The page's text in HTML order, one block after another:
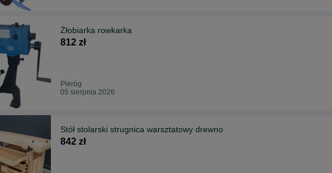
Żłobiarka rowkarka
812 zł
Pieróg
05 sierpnia 2026
Stół stolarski strugnica warsztatowy drewno
842 zł